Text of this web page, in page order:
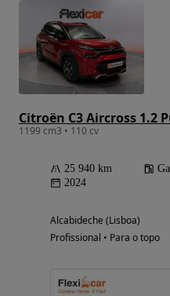
Citroën C3 Aircross 1.2
1199 cm3 • 110 cv
25 940 km
2024
Alcabideche (Lisboa)
Profissional • Para o topo